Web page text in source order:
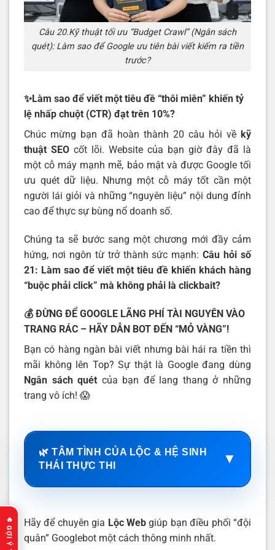
Câu 20.Kỹ thuật tối ưu “Budget Crawl” (Ngân sách
quét): Làm sao để Google ưu tiên bài viết kiếm ra tiền
trước?
✨Làm sao để viết một tiêu đề “thôi miên” khiến tỷ
lệ nhấp chuột (CTR) đạt trên 10%?
Chúc mừng bạn đã hoàn thành 20 câu hỏi về kỹ
thuật SEO cốt lõi. Website của bạn giờ đây đã là
một cỗ máy mạnh mẽ, bảo mật và được Google tối
ưu quét dữ liệu. Nhưng một cỗ máy tốt cần một
người lái giỏi và những “nguyên liệu” nội dung đỉnh
cao để thực sự bùng nổ doanh số.
Chúng ta sẽ bước sang một chương mới đầy cảm
hứng, nơi ngôn từ trở thành sức mạnh:Câu hỏi số
21: Làm sao để viết một tiêu đề khiến khách hàng
“buộc phải click” mà không phải là clickbait?
💰 ĐỪNG ĐỂ GOOGLE LÃNG PHÍ TÀI NGUYÊN VÀO
TRANG RÁC – HÃY DẪN BOT ĐẾN “MỎ VÀNG”!
Bạn có hàng ngàn bài viết nhưng bài hái ra tiền thì
mãi không lên Top? Sự thật là Google đang dùng
Ngân sách quét của bạn để lang thang ở những
trang vô ích! 😱
🌿 TÂM TÌNH CỦA LỘC & HỆ SINH
THÁI THỰC THI
▼
Hãy để chuyên gia Lộc Web giúp bạn điều phối “đội
quân” Googlebot một cách thông minh nhất.